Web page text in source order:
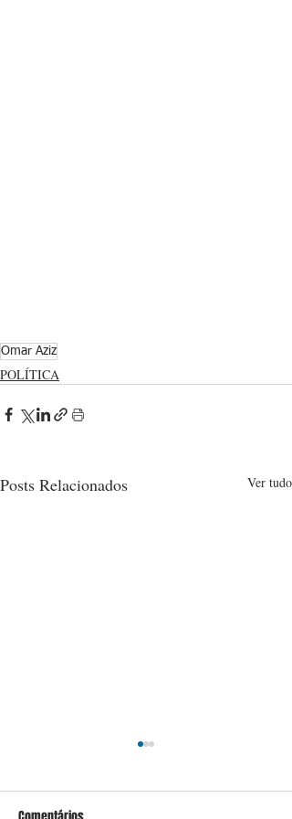
Omar Aziz
POLÍTICA
Posts Relacionados Ver tudo